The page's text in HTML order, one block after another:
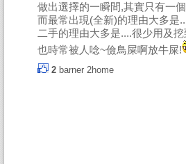
做出選擇的一瞬間,其實只有一
而最常出現(全新)的理由大多是
二手的理由大多是....很少用及
也時常被人唸~儉鳥屎啊放牛屎!
2 barner 2home